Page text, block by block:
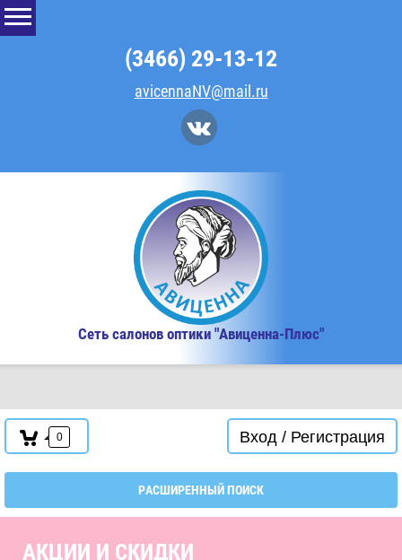
(3466) 29-13-12
avicennaNV@mail.ru
Сеть салонов оптики "Авиценна-Плюс"
0 Вход / Регистрация
РАСШИРЕННЫЙ ПОИСК
АКЦИИ И СКИДКИ